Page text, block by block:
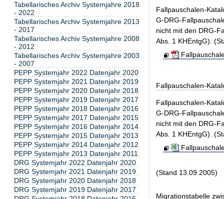
Fallpauschalen-
G-DRG-
nicht mit den DRG-
Abs. 1 KHEntgG).
Fallpauschalen-
Fallpauschalen-
G-DRG-
nicht mit den DRG-
Abs. 1 KHEntgG).
(Stand 13.09.2005)
Migrationstabelle
Tabellarisches Archiv Systemjahre 2018
- 2022
Tabellarisches Archiv Systemjahre 2013
- 2017
Tabellarisches Archiv Systemjahre 2008
- 2012
Tabellarisches Archiv Systemjahre 2003
- 2007
PEPP Systemjahr 2022 Datenjahr 2020
PEPP Systemjahr 2021 Datenjahr 2019
PEPP Systemjahr 2020 Datenjahr 2018
PEPP Systemjahr 2019 Datenjahr 2017
PEPP Systemjahr 2018 Datenjahr 2016
PEPP Systemjahr 2017 Datenjahr 2015
PEPP Systemjahr 2016 Datenjahr 2014
PEPP Systemjahr 2015 Datenjahr 2013
PEPP Systemjahr 2014 Datenjahr 2012
PEPP Systemjahr 2013 Datenjahr 2011
DRG Systemjahr 2022 Datenjahr 2020
DRG Systemjahr 2021 Datenjahr 2019
DRG Systemjahr 2020 Datenjahr 2018
DRG Systemjahr 2019 Datenjahr 2017